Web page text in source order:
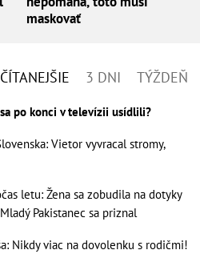
maskovať
3 DNI TÝŽDEŇ
po konci v televízii usídlili?
Vietor vyvracal stromy,
letu: Žena sa zobudila na dotyky
Pakistanec sa priznal
Nikdy viac na dovolenku s rodičmi!